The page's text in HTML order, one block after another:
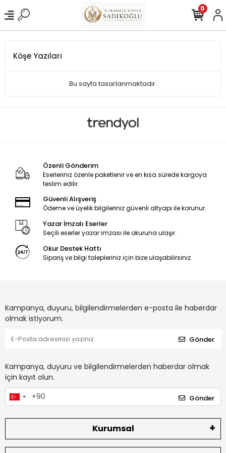
0
Köşe Yazıları
Bu sayfa tasarlanmaktadır.
Özenli Gönderim
Eserleriniz özenle paketlenir ve en kısa sürede kargoya
teslim edilir.
Güvenli Alışveriş
Ödeme ve üyelik bilgileriniz güvenli altyapı ile korunur.
Yazar İmzalı Eserler
Seçili eserler yazar imzası ile okuruna ulaşır.
Okur Destek Hattı
Sipariş ve bilgi talepleriniz için bize ulaşabilirsiniz.
Kampanya, duyuru, bilgilendirmelerden e-posta ile haberdar
olmak istiyorum.
Gönder
Kampanya, duyuru ve bilgilendirmelerden haberdar olmak
için kayıt olun.
Gönder
Kurumsal